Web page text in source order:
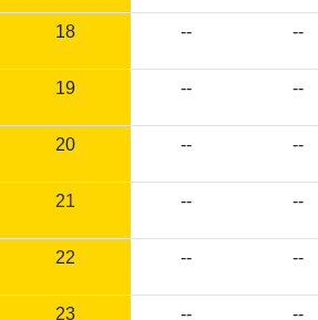
18 -- --
19 -- --
20 -- --
21 -- --
22 -- --
23 -- --